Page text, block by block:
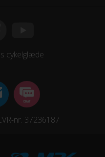
cykelglæde
nr. 37236187